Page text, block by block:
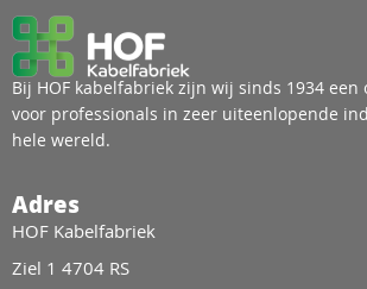
Bij HOF kabelfabriek zijn wij sinds 1934
voor professionals in zeer uiteenlopende
hele wereld.
Adres
HOF Kabelfabriek
Ziel 1 4704 RS